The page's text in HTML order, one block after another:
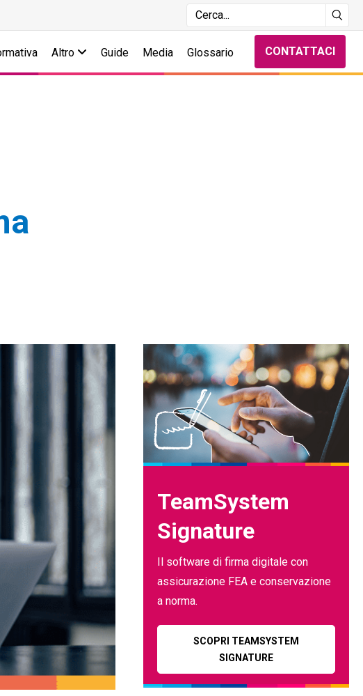
Altro Guide Media Glossario CONTATTACI
TeamSystem
Signature
Il software di firma digitale con
assicurazione FEA e conservazione
a norma.
SCOPRI TEAMSYSTEM
SIGNATURE